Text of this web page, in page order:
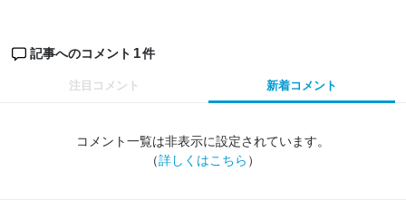
記事へのコメント 1件
注目コメント 新着コメント
コメント一覧は非表示に設定されています。
（詳しくはこちら ）